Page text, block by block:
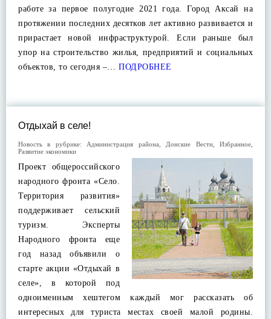
работе за первое полугодие 2021 года. Город Аксай на
протяжении последних десятков лет активно развивается и
прирастает новой инфраструктурой. Если раньше был
упор на строительство жилья, предприятий и социальных
объектов, то сегодня –… ПОДРОБНЕЕ
Отдыхай в селе!
Новость в рубрике: Администрация района Донские Вести,Избранное
Развитие экономики
Проект общероссийского
народного фронта «Село.
Территория развития»
поддерживает сельский
туризм. Эксперты
Народного фронта еще
год назад объявили о
старте акции «Отдыхай в
селе», в которой под
одноименным хештегом каждый мог рассказать об
интересных для туриста местах своей малой родины.